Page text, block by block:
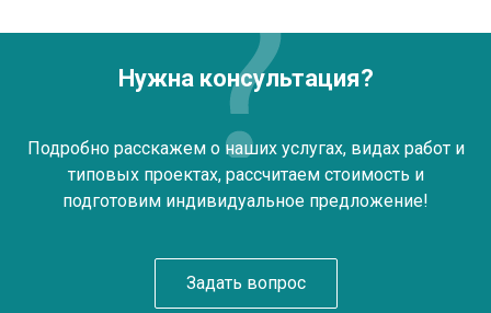
Нужна консультация?
Подробно расскажем о наших услугах, видах работ и
типовых проектах, рассчитаем стоимость и
подготовим индивидуальное предложение!
Задать вопрос